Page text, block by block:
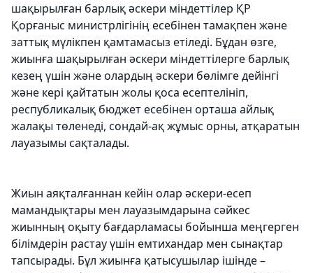
шақырылған барлық әскери міндеттілер ҚР
Қорғаныс министрлігінің есебінен тамақпен және
заттық мүлікпен қамтамасыз етіледі. Бұдан өзге,
жиынға шақырылған әскери міндеттілерге барлық
кезең үшін және олардың әскери бөлімге дейінгі
және кері қайтатын жолы қоса есептелініп,
республикалық бюджет есебінен орташа айлық
жалақы төленеді, сондай-ақ жұмыс орны, атқаратын
лауазымы сақталады.
Жиын аяқталғаннан кейін олар әскери-есеп
мамандықтары мен лауазымдарына сәйкес
жиынның оқыту бағдарламасы бойынша меңгерген
білімдерін растау үшін емтихандар мен сынақтар
тапсырады. Бұл жиынға қатысушылар ішінде –